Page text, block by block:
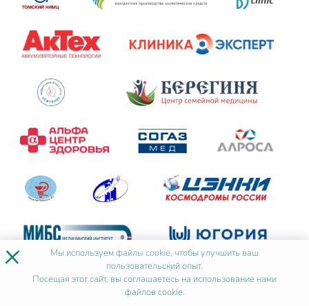
× Мы используемфайлы cookie, чтобы улучшить ваш
пользовательский опыт.
Посещая этот сайт, вы соглашаетесь на использование нами
файлов cookie.